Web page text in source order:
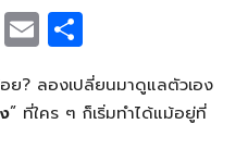
T
el
E
m
ail
h
ar
e
ย? ลองเปลี่ยนมาดูแลตัวเอง
” ที่ใคร ๆ ก็เริ่มทำได้แม้อยู่ที่